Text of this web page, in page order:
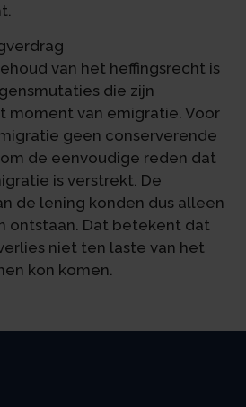
van het heffingsrecht is
die zijn
van emigratie. Voor
geen conserverende
de eenvoudige reden dat
is verstrekt. De
de lening konden dus alleen
ontstaan. Dat betekent dat
niet ten laste van het
kon komen.